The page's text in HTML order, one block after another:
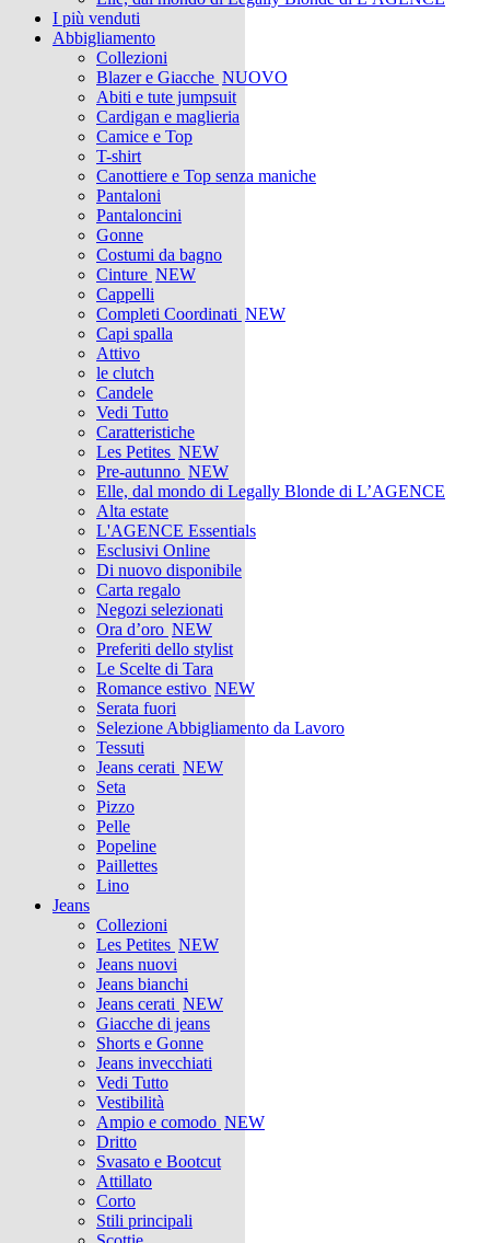
I più venduti
Abbigliamento
Collezioni
Blazer e Giacche NUOVO
Abiti e tute jumpsuit
Cardigan e maglieria
Camice e Top
T-shirt
Canottiere e Top senza maniche
Pantaloni
Pantaloncini
Gonne
Costumi da bagno
Cinture NEW
Cappelli
Completi Coordinati NEW
Capi spalla
Attivo
le clutch
Candele
Vedi Tutto
Caratteristiche
Les Petites NEW
Pre-autunno NEW
Elle, dal mondo di Legally Blonde di L’AGENCE
Alta estate
L'AGENCE Essentials
Esclusivi Online
Di nuovo disponibile
Carta regalo
Negozi selezionati
Ora d’oro NEW
Preferiti dello stylist
Le Scelte di Tara
Romance estivo NEW
Serata fuori
Selezione Abbigliamento da Lavoro
Tessuti
Jeans cerati NEW
Seta
Pizzo
Pelle
Popeline
Paillettes
Lino
Jeans
Collezioni
Les Petites NEW
Jeans nuovi
Jeans bianchi
Jeans cerati NEW
Giacche di jeans
Shorts e Gonne
Jeans invecchiati
Vedi Tutto
Vestibilità
Ampio e comodo NEW
Dritto
Svasato e Bootcut
Attillato
Corto
Stili principali